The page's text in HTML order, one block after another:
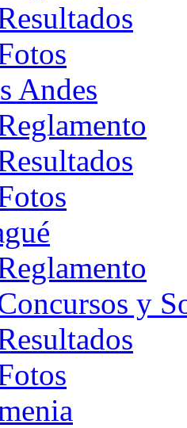
Andes
y